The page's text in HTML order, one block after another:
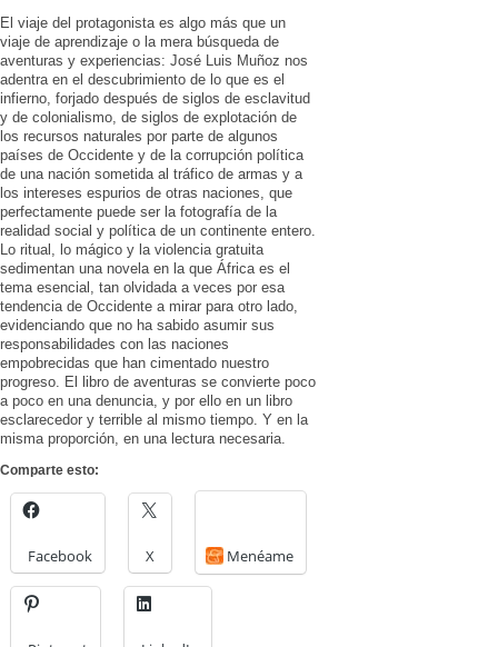
El viaje del protagonista es algo más que un
viaje de aprendizaje o la mera búsqueda de
aventuras y experiencias: José Luis Muñoz nos
adentra en el descubrimiento de lo que es el
infierno, forjado después de siglos de esclavitud
y de colonialismo, de siglos de explotación de
los recursos naturales por parte de algunos
países de Occidente y de la corrupción política
de una nación sometida al tráfico de armas y a
los intereses espurios de otras naciones, que
perfectamente puede ser la fotografía de la
realidad social y política de un continente entero.
Lo ritual, lo mágico y la violencia gratuita
sedimentan una novela en la que África es el
tema esencial, tan olvidada a veces por esa
tendencia de Occidente a mirar para otro lado,
evidenciando que no ha sabido asumir sus
responsabilidades con las naciones
empobrecidas que han cimentado nuestro
progreso. El libro de aventuras se convierte poco
a poco en una denuncia, y por ello en un libro
esclarecedor y terrible al mismo tiempo. Y en la
misma proporción, en una lectura necesaria.
Comparte esto:
Facebook X Menéame